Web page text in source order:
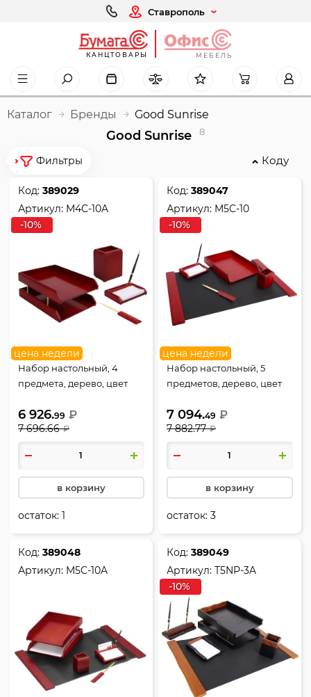
Ставрополь
КАНЦТОВАРЫ МЕБЕЛЬ
Каталог Бренды Good Sunrise
Good Sunrise 8
Фильтры Коду
Код:389029
Артикул: M4C-10A
-10%
цена недели
Набор настольный, 4
предмета, дерево, цвет
Sunrise, M4C-10A
6 926.99 ₽
7 696.66 ₽
в корзину
остаток:1
Код:389047
Артикул: M5C-10
-10%
цена недели
Набор настольный, 5
предметов, дерево, цвет
Sunrise, M5C-10
7 094.49 ₽
7 882.77 ₽
в корзину
остаток:3
Код:389048
Артикул: M5C-10A
Код:389049
Артикул:T5NP-3A
-10%